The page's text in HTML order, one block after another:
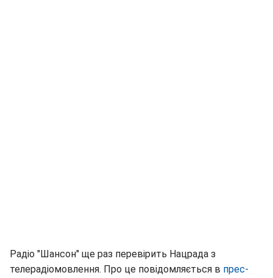
Радіо "Шансон" ще раз перевірить Нацрада з
телерадіомовлення. Про це повідомляється в прес-